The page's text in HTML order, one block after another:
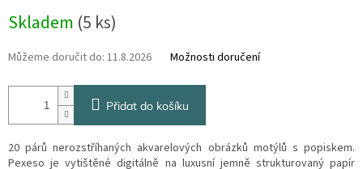
cena:
Skladem (5 ks)
Můžeme doručit do: 11.8.2026 Možnosti doručení
Přidat do košíku
20 párů nerozstříhaných akvarelových obrázků motýlů s popiskem.
Pexeso je vytištěné digitálně na luxusní jemně strukturovaný papír